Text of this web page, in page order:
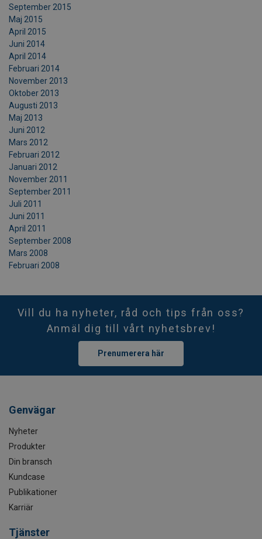
September 2015
Maj 2015
April 2015
Juni 2014
April 2014
Februari 2014
November 2013
Oktober 2013
Augusti 2013
Maj 2013
Juni 2012
Mars 2012
Februari 2012
Januari 2012
November 2011
September 2011
Juli 2011
Juni 2011
April 2011
September 2008
Mars 2008
Februari 2008
Vill du ha nyheter, råd och tips från oss?
Anmäl dig till vårt nyhetsbrev!
Prenumerera här
Genvägar
Nyheter
Produkter
Din bransch
Kundcase
Publikationer
Karriär
Tjänster